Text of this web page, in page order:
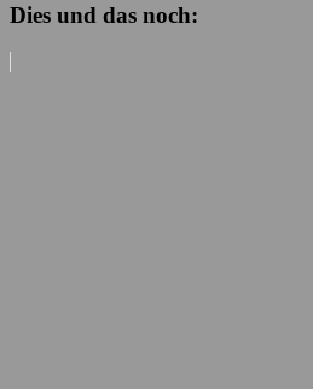
Dies und das noch: